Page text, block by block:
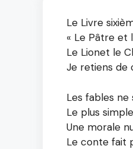
Le Livre
« Le Pâtre et
Le Lionet le
Je retiens de
Les fables
Le plus
Une morale
Le conte fait